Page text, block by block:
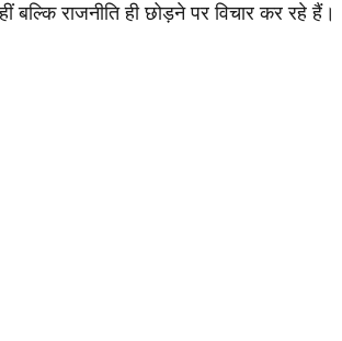
राजनीति ही छोड़ने पर विचार कर रहे हैं।